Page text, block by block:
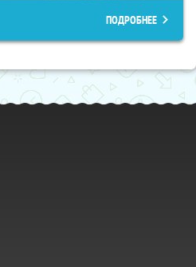
ПОДРОБНЕЕ